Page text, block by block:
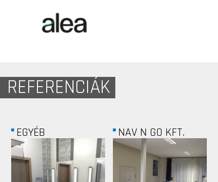
REFERENCIÁK
EGYÉB NAV N GO KFT.